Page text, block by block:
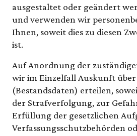
ausgestaltet oder geändert
und verwenden wir
Ihnen, soweit dies zu diesen
ist.
Auf Anordnung der
wir im Einzelfall Auskunft über
(Bestandsdaten) erteilen,
der Strafverfolgung, zur
Erfüllung der gesetzlichen
Verfassungsschutzbehörden